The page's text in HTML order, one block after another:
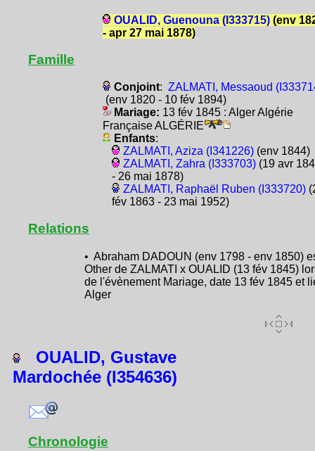
OUALID, Guenouna (I333715)(env
- apr 27 mai 1878)
Famille
Conjoint: ZALMATI, Messaoud
(env 1820 - 10 fév 1894)
Mariage: 13 fév 1845 : Alger Algérie
Française ALGÉRIE
Enfants:
ZALMATI, Aziza (I341226)(env 1844)
ZALMATI, Zahra (I333703)(19 avr
- 26 mai 1878)
ZALMATI, Raphaël Ruben (I333720)
fév 1863 - 23 mai 1952)
Relations
• Abraham DADOUN (env 1798 - env 1850)
Other de ZALMATI x OUALID (13 fév 1845)
de l'évènement Mariage, date 13 fév 1845 et
Alger
OUALID, Gustave
Mardochée (I354636)
Chronologie